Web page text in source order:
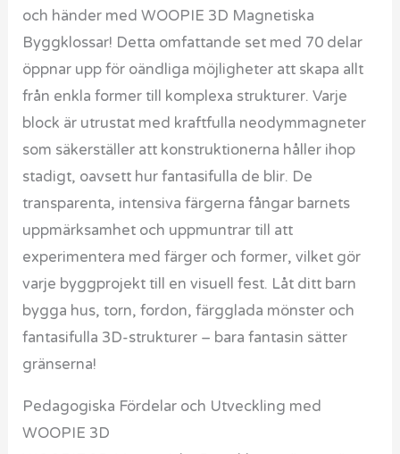
och händer med WOOPIE 3D Magnetiska
Byggklossar! Detta omfattande set med 70 delar
öppnar upp för oändliga möjligheter att skapa allt
från enkla former till komplexa strukturer. Varje
block är utrustat med kraftfulla neodymmagneter
som säkerställer att konstruktionerna håller ihop
stadigt, oavsett hur fantasifulla de blir. De
transparenta, intensiva färgerna fångar barnets
uppmärksamhet och uppmuntrar till att
experimentera med färger och former, vilket gör
varje byggprojekt till en visuell fest. Låt ditt barn
bygga hus, torn, fordon, färgglada mönster och
fantasifulla 3D-strukturer – bara fantasin sätter
gränserna!
Pedagogiska Fördelar och Utveckling med
WOOPIE 3D